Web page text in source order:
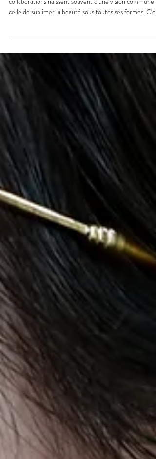
et les créations artisanales
ainsi que j'ai eu le plaisir de rencontrer Gina, la
talentueuse photographe derrière Fea Phénix Photo. En
janvier 2025, une sélection de mes créations en
marqueterie de bois viendront enrichir ses séances
portées par ses modèles pour magnifier leur féminité et
leur confiance en elles.